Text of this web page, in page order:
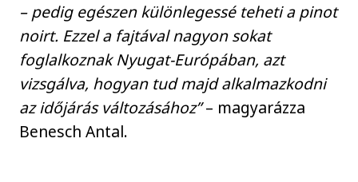
– pedig egészen különlegessé teheti a pinot
noirt. Ezzel a fajtával nagyon sokat
foglalkoznak Nyugat-Európában, azt
vizsgálva, hogyan tud majd alkalmazkodni
az időjárás változásához”– magyarázza
Benesch Antal.